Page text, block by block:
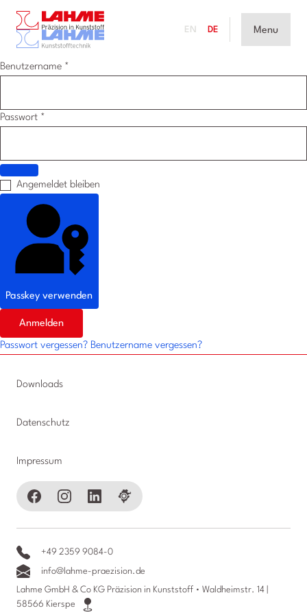
EN DE Menu
Benutzername *
Passwort *
Passwort anzeigen
Angemeldet bleiben
Passkey verwenden
Anmelden
Passwort vergessen? Benutzername vergessen?
Downloads
Datenschutz
Impressum
+49 2359 9084-0
info@lahme-praezision.de
Lahme GmbH & Co KG Präzision in Kunststoff • Waldheimstr. 14 |
58566 Kierspe